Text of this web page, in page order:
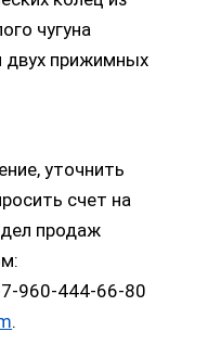
чугуна
прижимных
уточнить
счет на
продаж
960-444-66-80
.